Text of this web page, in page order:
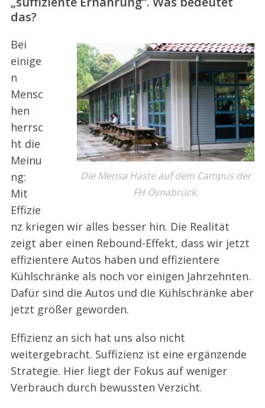
das?
Die Mensa Haste auf dem Campus der
FH Osnabrück.
Bei
einige
n
Mensc
hen
herrsc
ht die
Meinu
ng:
Mit
Effizie
nz kriegen wir alles besser hin. Die Realität
zeigt aber einen Rebound-Effekt, dass wir jetzt
effizientere Autos haben und effizientere
Kühlschränke als noch vor einigen Jahrzehnten.
Dafür sind die Autos und die Kühlschränke aber
jetzt größer geworden.
Effizienz an sich hat uns also nicht
weitergebracht. Suffizienz ist eine ergänzende
Strategie. Hier liegt der Fokus auf weniger
Verbrauch durch bewussten Verzicht.